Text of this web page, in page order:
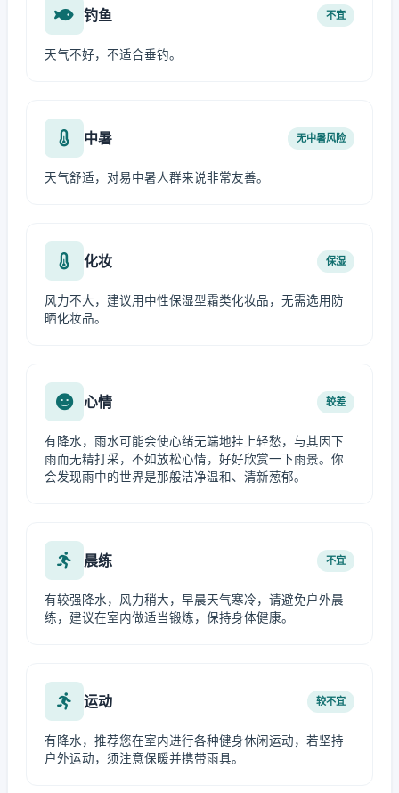
钓鱼 不宜
天气不好，不适合垂钓。
中暑 无中暑风险
天气舒适，对易中暑人群来说非常友善。
化妆 保湿
风力不大，建议用中性保湿型霜类化妆品，无需选用防
晒化妆品。
心情 较差
有降水，雨水可能会使心绪无端地挂上轻愁，与其因下
雨而无精打采，不如放松心情，好好欣赏一下雨景。你
会发现雨中的世界是那般洁净温和、清新葱郁。
晨练 不宜
有较强降水，风力稍大，早晨天气寒冷，请避免户外晨
练，建议在室内做适当锻炼，保持身体健康。
运动 较不宜
有降水，推荐您在室内进行各种健身休闲运动，若坚持
户外运动，须注意保暖并携带雨具。